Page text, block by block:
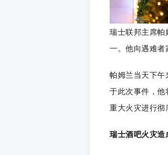
瑞士联邦主席帕
一。他向遇难者
帕姆兰当天下午
于此次事件，他
重大火灾进行彻
瑞士酒吧火灾